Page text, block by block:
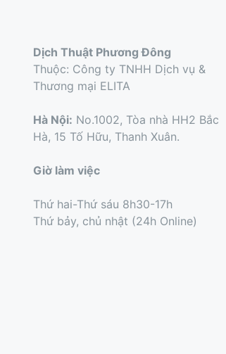
Dịch Thuật Phương Đông
Thuộc: Công ty TNHH Dịch vụ &
Thương mại ELITA
Hà Nội: No.1002, Tòa nhà HH2 Bắc
Hà, 15 Tố Hữu, Thanh Xuân.
Giờ làm việc
Thứ hai-Thứ sáu 8h30-17h
Thứ bảy, chủ nhật (24h Online)